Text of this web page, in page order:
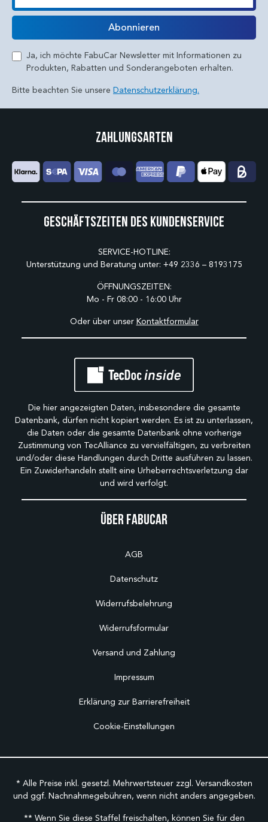
E-Mail
Abonnieren
Ja, ich möchte FabuCar Newsletter mit Informationen zu
Produkten, Rabatten und Sonderangeboten erhalten.
Bitte beachten Sie unsere Datenschutzerklärung.
Über Fabucar
AGB
Datenschutz
Widerrufsbelehrung
Widerrufsformular
Versand und Zahlung
Impressum
Erklärung zur Barrierefreiheit
Cookie-Einstellungen
Geschäftszeiten des Kundenservice
SERVICE-HOTLINE:
Unterstützung und Beratung unter: +49 2336 – 8193175
ÖFFNUNGSZEITEN:
Mo - Fr 08:00 - 16:00 Uhr
Oder über unser Kontaktformular
Zahlungsarten
Die hier angezeigten Daten, insbesondere die gesamte
Datenbank, dürfen nicht kopiert werden. Es ist zu unterlassen,
die Daten oder die gesamte Datenbank ohne vorherige
Zustimmung von TecAlliance zu vervielfältigen, zu verbreiten
und/oder diese Handlungen durch Dritte ausführen zu lassen.
Ein Zuwiderhandeln stellt eine Urheberrechtsverletzung dar
und wird verfolgt.
* Alle Preise inkl. gesetzl. Mehrwertsteuer zzgl. Versandkosten
und ggf. Nachnahmegebühren, wenn nicht anders angegeben.
** Wenn Sie diese Staffel freischalten, können Sie für den